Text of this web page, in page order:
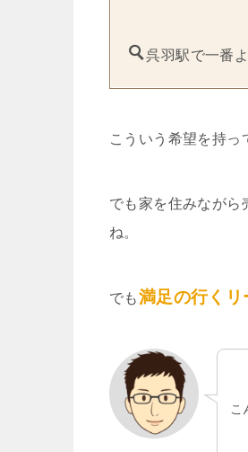
呉羽駅で一番
こういう希望を持っ
でも家を住みながら
ね。
でも満足の行く
こ